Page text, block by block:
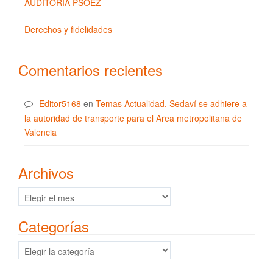
Derechos y fidelidades
Comentarios recientes
Editor5168 en Temas Actualidad. Sedaví se adhiere a
la autoridad de transporte para el Area metropolitana de
Valencia
Archivos
Archivos
Categorías
Categorías